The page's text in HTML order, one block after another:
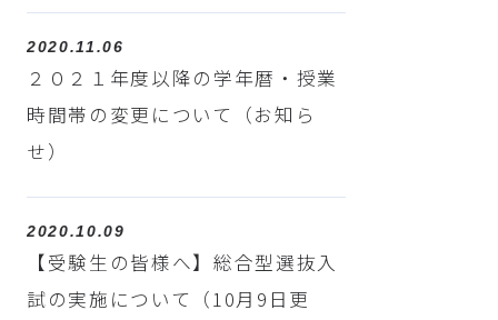
2020.11.06
２０２１年度以降の学年暦・授業
時間帯の変更について（お知ら
せ）
2020.10.09
【受験生の皆様へ】総合型選抜入
試の実施について（10月9日更